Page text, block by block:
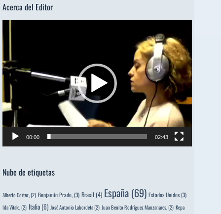
Acerca del Editor
de
vídeo
00:00 02:43
Nube de etiquetas
Alberto Cortez, (2) Benjamín Prado,(3) Brasil (4) España (69) Estados Unidos(3)
Ida Vitale, (2) Italia (6) José Antonio Labordeta(2) Juan Benito Rodríguez Manzanares, (2) Kepa